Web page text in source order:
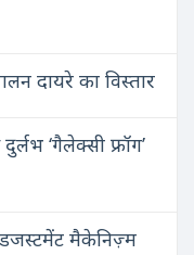
दायरे का विस्तार
‘गैलेक्सी फ्रॉग’
मैकेनिज़्म